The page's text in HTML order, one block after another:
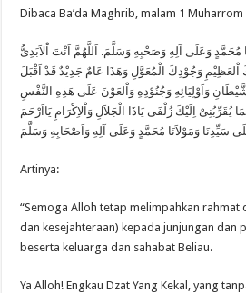
Dibaca Ba’da Maghrib, malam 1 Muharrom
مُحَمَّدٍ وَعَلَى آلِهِ وَصَحْبِهِ وَسَلَّمَ. اَللَّهُمَّ اَنْتَ اْلاَبَدِىُّ
اْلعَظِيْمِ وَجُوْدِكَ الْمُعَوَّلِ وَهَذَا عَامٌ جَدِيْدٌ قَدْ اَقْبَلَ
وَاَوْلِيَائِهِ وَجُنُوْدِهِ وَاْلعَوْنَ عَلَى هَذِهِ النَّفْسِ
يُقَرِّبُنِىْ اِلَيْكَ زُلْفَى يَاذَا الْجَلاَلِ وَاْلاِكْرَامِ يَااَرْحَمَ
Artinya:
“Semoga Alloh tetap melimpahkan rahmat
dan kesejahteraan) kepada junjungan dan
beserta keluarga dan sahabat Beliau.
Ya Alloh! Engkau Dzat Yang Kekal, yang